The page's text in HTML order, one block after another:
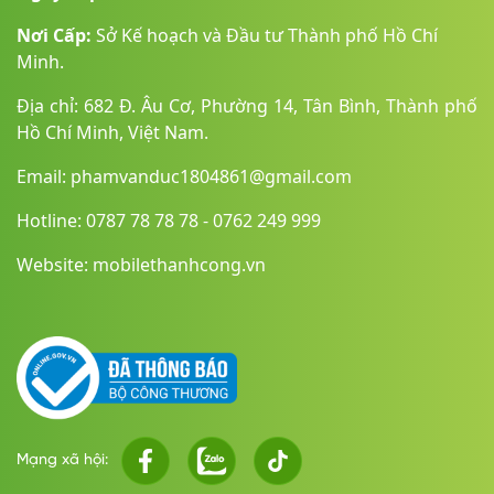
đen), Starlight (Vàng), Silver (Bạc) và SkyBlue (Xanh da trời),
phù hợp với nhiều phong cách cá nhân. Bên cạnh đó, bàn
phím Magic Keyboard với cơ chế cắt kéo mang lại trải nghiệm
gõ êm ái, trong khi trackpad Force Touch rộng rãi hỗ trợ thao
tác mượt mà, chính xác.
Công nghệ hiện đại, bảo mật tối ưu
Nơi Cấp: Sở Kế hoạch và Đầu tư Thành phố Hồ Chí
Minh.
Địa chỉ: 682 Đ. Âu Cơ, Phường 14, Tân Bình, Thành phố
Hồ Chí Minh, Việt Nam.
Email: phamvanduc1804861@gmail.com
Hotline: 0787 78 78 78 - 0762 249 999
Website: mobilethanhcong.vn
Mạng xã hội: